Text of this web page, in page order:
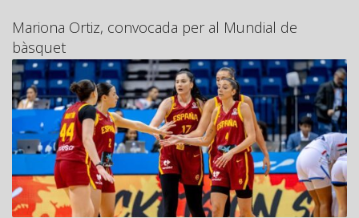
Mariona Ortiz, convocada per al Mundial de
bàsquet